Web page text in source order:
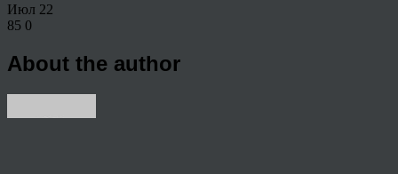
Июл 22
85 0
About the author